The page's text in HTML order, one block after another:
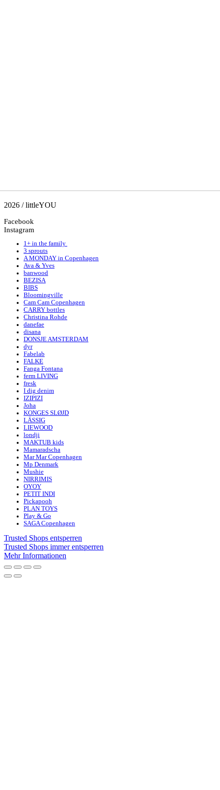
2026 / littleYOU
Facebook
Instagram
1+ in the family
3 sprouts
A MONDAY in Copenhagen
Ava & Yves
banwood
BEZISA
BIBS
Bloomingville
Cam Cam Copenhagen
CARRY bottles
Christina Rohde
danefae
disana
DONSJE AMSTERDAM
dyr
Fabelab
FALKE
Fanga Fontana
ferm LIVING
fresk
I dig denim
IZIPIZI
Joha
KONGES SLØJD
LÄSSIG
LIEWOOD
londji
MAKTUB kids
Mamaradscha
Mar Mar Copenhagen
Mp Denmark
Mushie
NIRRIMIS
OYOY
PETIT INDI
Pickapooh
PLAN TOYS
Play & Go
SAGA Copenhagen
Trusted Shops entsperren
Trusted Shops immer entsperren
Mehr Informationen